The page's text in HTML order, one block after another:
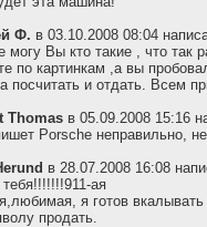
Ф. в 03.10.2008 08:04
могу Вы кто такие , что так
по картинкам ,а вы
посчитать и отдать. Всем
Thomas в 05.09.2008 15:16
Porsche неправильно,
в 28.07.2008 16:08
ая
я готов
продать.